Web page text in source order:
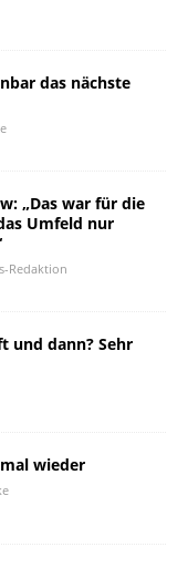
das nächste
„Das war für die
Umfeld nur
Redaktion
und dann? Sehr
wieder